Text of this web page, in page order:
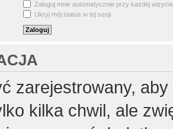
Zaloguj mnie automatycznie przy każdej wizycie
Ukryj mój status w tej sesji
zarejestrowany,
kilka chwil, ale